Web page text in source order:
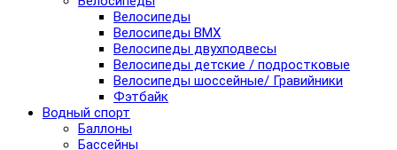
Велосипеды
Велосипеды BMX
Велосипеды двухподвесы
Велосипеды детские / подростковые
Велосипеды шоссейные/ Гравийники
Фэтбайк
Водный спорт
Баллоны
Бассейны